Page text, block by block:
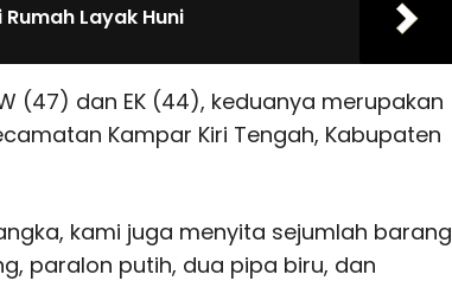
Layak Huni
(47) dan EK (44), keduanya merupakan
Kampar Kiri Tengah, Kabupaten
kami juga menyita sejumlah barang
paralon putih, dua pipa biru, dan